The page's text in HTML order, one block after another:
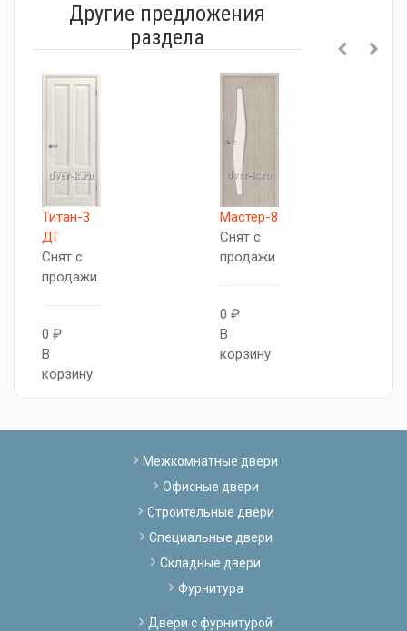
Другие предложения
раздела
Титан-3
ДГ
Снят с
продажи
0 ₽
В
корзину
Мастер-8
Снят с
продажи
0 ₽
В
корзину
Межкомнатные двери
Офисные двери
Строительные двери
Специальные двери
Складные двери
Фурнитура
Двери с фурнитурой